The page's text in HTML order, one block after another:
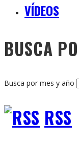
VÍDEOS
BUSCA
Busca por mes y año
RSS